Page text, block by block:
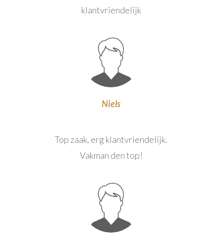
klantvriendelijk
Niels
Top zaak, erg klantvriendelijk.
Vakman den top!